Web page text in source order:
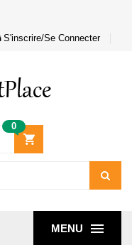
S'inscrire/Se Connecter
0
MENU